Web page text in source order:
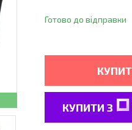
Готово до відправки
КУПИТИ З